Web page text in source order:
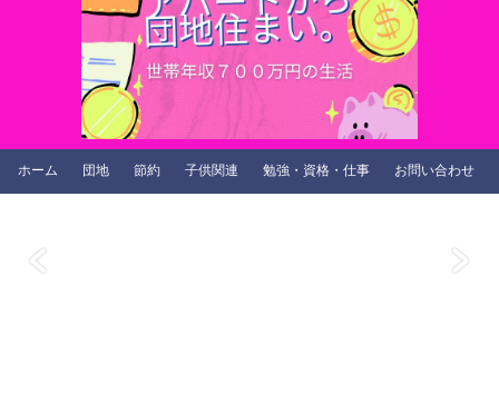
ホーム 団地 節約 子供関連 勉強・資格・仕事 お問い合わせ